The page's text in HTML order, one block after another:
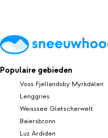
Populaire gebieden
Voss Fjellandsby Myrkdalen
Lenggries
Weisssee Gletscherwelt
Baiersbronn
Luz Ardiden